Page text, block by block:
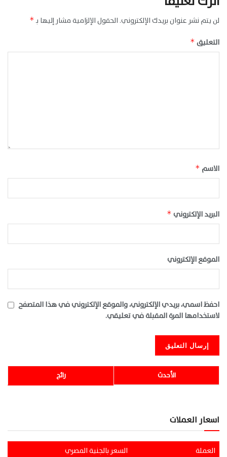
لن يتم نشر عنوان بريدك الإلكتروني. الحقول الإلزامية مشار إليها بـ*
التعليق *
الاسم *
البريد الإلكتروني *
الموقع الإلكتروني
احفظ اسمي، بريدي الإلكتروني، والموقع الإلكتروني في هذا المتصفح
لاستخدامها المرة المقبلة في تعليقي.
رائج الأحدث
اسعار العملات
العملة
السعر بالجنية المصري